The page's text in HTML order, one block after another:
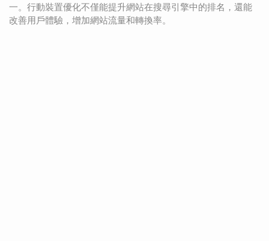
一。行動裝置優化不僅能提升網站在搜尋引擎中的排名，還能
改善用戶體驗，增加網站流量和轉換率。